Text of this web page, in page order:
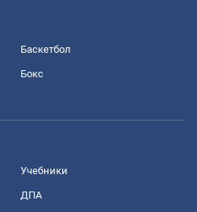
Баскетбол
Бокс
Учебники
ДПА